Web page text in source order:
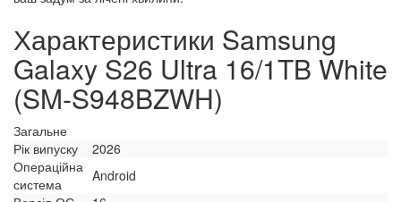
Характеристики Samsung
Galaxy S26 Ultra 16/1TB White
(SM-S948BZWH)
Загальне
Рік випуску
2026
Операційна
система
Android